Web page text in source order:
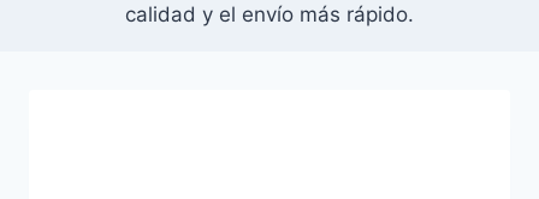
calidad y el envío más rápido.